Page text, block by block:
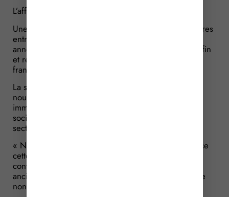
L’affaire
Une société de transactions et de gestion immobilières
entre dans un réseau de franchise. Après plusieurs
années de partenariat, la société décide d’y mettre fin
et résilie l’ensemble de ses contrats avec son
franchiseur.
La société anciennement franchisée apporte à une
nouvelle société son « activité de transaction
immobilière ». Une fois cette opération faite, les 2
sociétés intègrent un autre réseau de franchise du
secteur de l’immobilier.
« Non ! », s’oppose l’ancien franchiseur qui dénonce
cette affiliation à un réseau concurrent. En effet, les
contrats de franchise signés avec la société
anciennement franchisée comportent des clauses de
non-affiliation.